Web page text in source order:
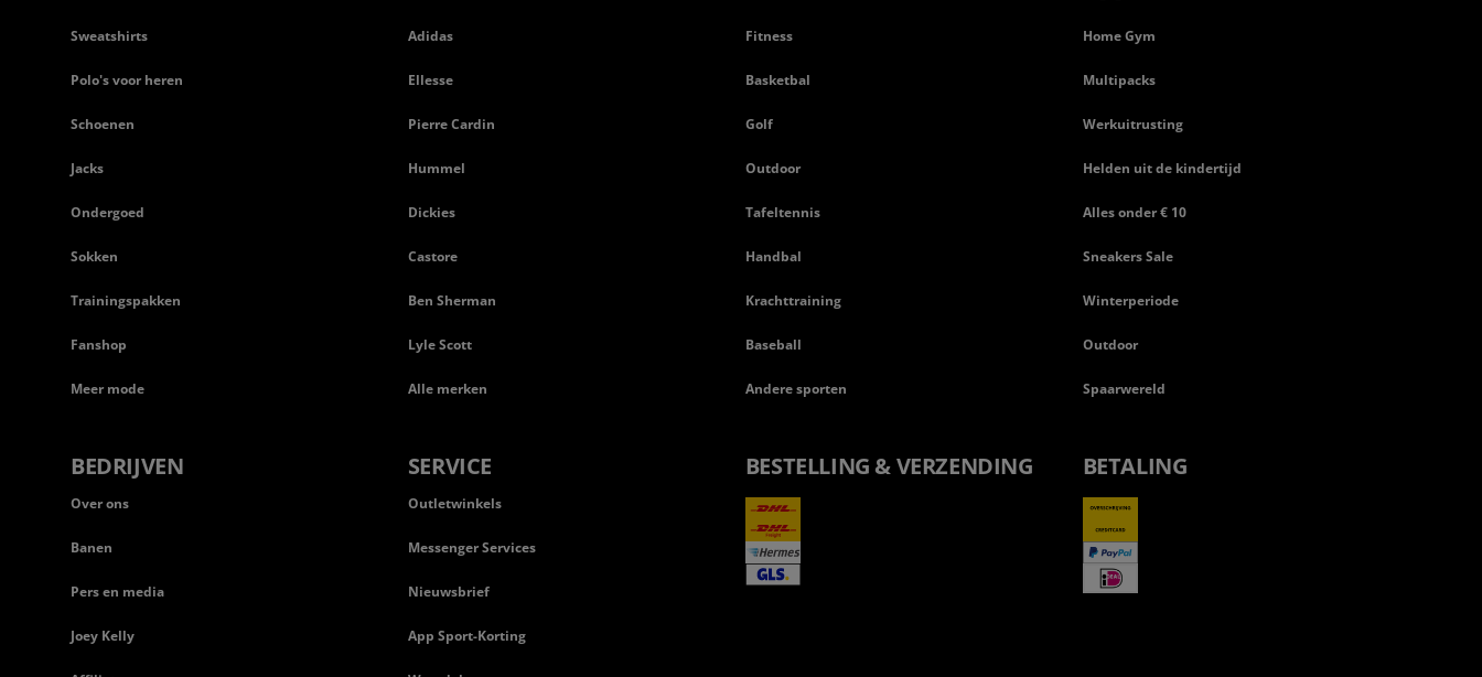
Sweatshirts
Polo's voor heren
Schoenen
Jacks
Ondergoed
Sokken
Trainingspakken
Fanshop
Meer mode
Adidas
Ellesse
Pierre Cardin
Hummel
Dickies
Castore
Ben Sherman
Lyle Scott
Alle merken
Fitness
Basketbal
Golf
Outdoor
Tafeltennis
Handbal
Krachttraining
Baseball
Andere sporten
Home Gym
Multipacks
Werkuitrusting
Helden uit de kindertijd
Alles onder € 10
Sneakers Sale
Winterperiode
Outdoor
Spaarwereld
BEDRIJVEN
Over ons
Banen
Pers en media
Joey Kelly
SERVICE
Outletwinkels
Messenger Services
Nieuwsbrief
App Sport-Korting
BESTELLING & VERZENDING BETALING